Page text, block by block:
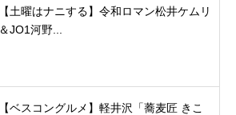
【土曜はナニする】令和ロマン松井ケムリ
＆JO1河野...
【ベスコングルメ】軽井沢「蕎麦匠 きこ